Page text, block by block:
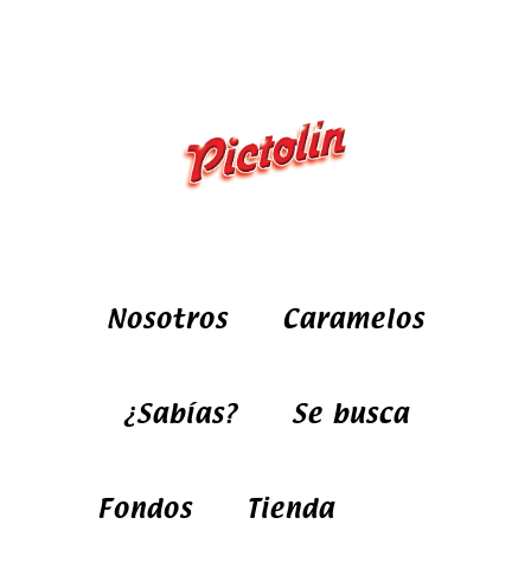
Nosotros Caramelos
¿Sabías? Se busca
Fondos Tienda